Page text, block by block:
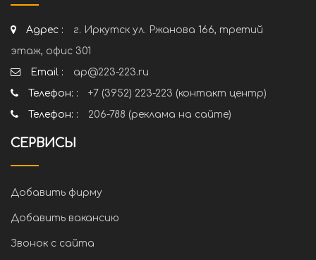
Адрес :
г. Иркутск ул. Ржанова 166, третий
этаж, офис 301
Email :
ap@223-223.ru
Телефон: :
+7 (3952) 223-223 (контакт центр)
Телефон: :
206-788 (реклама на сайте)
СЕРВИСЫ
Добавить фирму
Добавить вакансию
Звонок с сайта